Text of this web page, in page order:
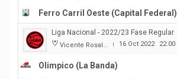
Ferro Carril Oeste (Capital Federal)
Liga Nacional - 2022/23 Fase Regular
Vicente Rosales | 16 Oct 2022 22:00
Olimpico (La Banda)